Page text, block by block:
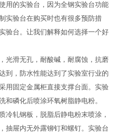
用的实验台，因为全钢实验台功能
实验台在购买时也有很多预防措
验台。让我们解释如何选择一个好
光滑无孔，耐酸碱，耐腐蚀，抗磨
到，防水性能达到了实验室行业的
用固定金属柜直接支撑台面。实验
和磷化后喷涂环氧树脂静电粉。
冷轧钢板，脱脂后静电粉末喷涂，
抽屉内无外露铆钉和螺钉。实验台